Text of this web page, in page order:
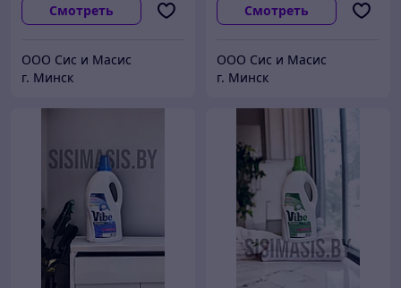
Смотреть
ООО Сис и Масис
г. Минск
Смотреть
ООО Сис и Масис
г. Минск